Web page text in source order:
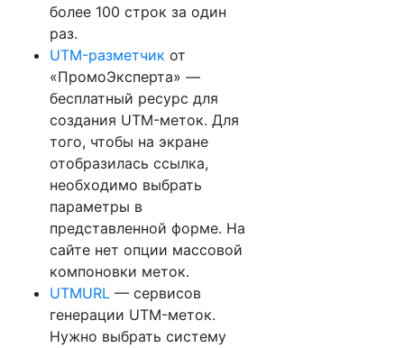
более 100 строк за один
раз.
UTM-разметчик от
«ПромоЭксперта» —
бесплатный ресурс для
создания UTM-меток. Для
того, чтобы на экране
отобразилась ссылка,
необходимо выбрать
параметры в
представленной форме. На
сайте нет опции массовой
компоновки меток.
UTMURL — сервисов
генерации UTM-меток.
Нужно выбрать систему